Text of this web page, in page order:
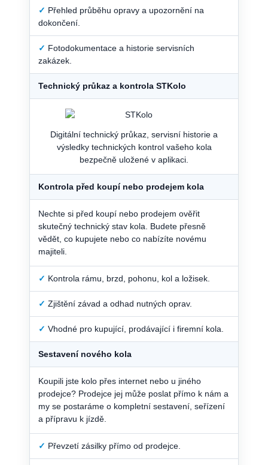
✓ Přehled průběhu opravy a upozornění na
dokončení.
✓ Fotodokumentace a historie servisních
zakázek.
Technický průkaz a kontrola STKolo
Digitální technický průkaz, servisní historie a
výsledky technických kontrol vašeho kola
bezpečně uložené v aplikaci.
Kontrola před koupí nebo prodejem kola
Nechte si před koupí nebo prodejem ověřit
skutečný technický stav kola. Budete přesně
vědět, co kupujete nebo co nabízíte novému
majiteli.
✓ Kontrola rámu, brzd, pohonu, kol a ložisek.
✓ Zjištění závad a odhad nutných oprav.
✓ Vhodné pro kupující, prodávající i firemní kola.
Sestavení nového kola
Koupili jste kolo přes internet nebo u jiného
prodejce? Prodejce jej může poslat přímo k nám a
my se postaráme o kompletní sestavení, seřízení
a přípravu k jízdě.
✓ Převzetí zásilky přímo od prodejce.